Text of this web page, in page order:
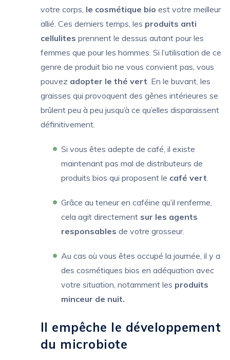
votre corps, le cosmétique bio est votre meilleur
allié. Ces derniers temps, les produits anti
cellulites prennent le dessus autant pour les
femmes que pour les hommes. Si l’utilisation de ce
genre de produit bio ne vous convient pas, vous
pouvez adopter le thé vert . En le buvant, les
graisses qui provoquent des gênes intérieures se
brûlent peu à peu jusqu’à ce qu’elles disparaissent
définitivement.
Si vous êtes adepte de café, il existe
maintenant pas mal de distributeurs de
produits bios qui proposent le café vert
Grâce au teneur en caféine qu’il renferme,
cela agit directement sur les agents
responsables de votre grosseur.
Au cas où vous êtes occupé la journée, il y a
des cosmétiques bios en adéquation avec
votre situation, notamment les produits
minceur de nuit.
Il empêche le développement
du microbiote